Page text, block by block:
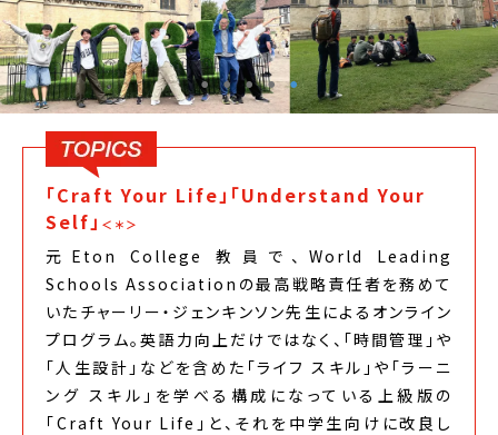
「Craft Your Life」「Understand Your
Self」 ＜＊＞
元Eton College 教員で、World Leading
Schools Associationの最高戦略責任者を務めて
いたチャーリー・ジェンキンソン先生によるオンライン
プログラム。英語力向上だけではなく、「時間管理」や
「人生設計」などを含めた「ライフ スキル」や「ラーニ
ング スキル」を学べる構成になっている上級版の
「Craft Your Life」と、それを中学生向けに改良し